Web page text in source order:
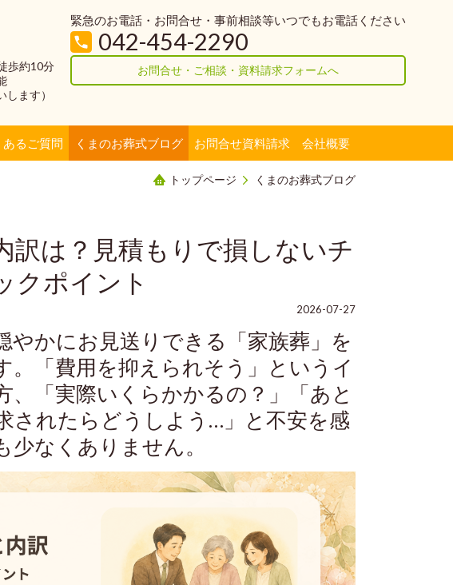
歩約10分
します）
緊急のお電話・お問合せ・事前相談等いつでもお電話ください
042-454-2290
お問合せ・ご相談・資料請求フォームへ
あるご質問 くまのお葬式ブログ お問合せ資料請求 会社概要
トップページ くまのお葬式ブログ
訳は？見積もりで損しないチ
クポイント
2026-07-27
やかにお見送りできる「家族葬」を
。「費用を抑えられそう」というイ
、「実際いくらかかるの？」「あと
されたらどうしよう…」と不安を感
少なくありません。